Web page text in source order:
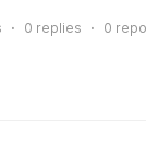
0 replies 0